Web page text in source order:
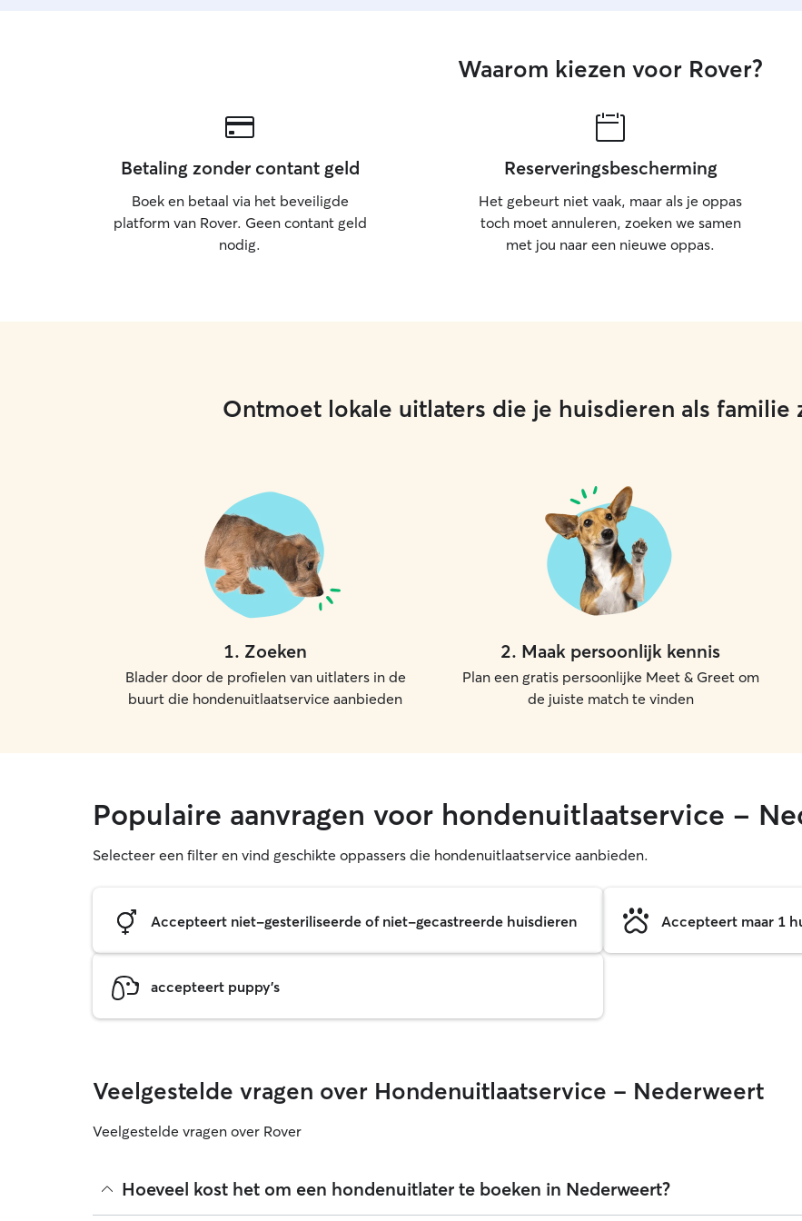
feel
me 🐾
Waarom kiezen voor Rover?
Betaling zonder contant geld
Boek en betaal via het beveiligde
platform van Rover. Geen contant geld
nodig.
Reserveringsbescherming
Het gebeurt niet vaak, maar als je oppas
toch moet annuleren, zoeken we samen
met jou naar een nieuwe oppas.
Ontmoet lokale uitlaters die je huisdieren als familie
1. Zoeken
Blader door de profielen van uitlaters in de
buurt die hondenuitlaatservice aanbieden
2. Maak persoonlijk kennis
Plan een gratis persoonlijke Meet & Greet om
de juiste match te vinden
Populaire aanvragen voor hondenuitlaatservice -
Selecteer een filter en vind geschikte oppassers die hondenuitlaatservice aanbieden.
Accepteert niet-gesteriliseerde of niet-gecastreerde huisdieren Accepteert maar 1
accepteert puppy's
Veelgestelde vragen over Hondenuitlaatservice - Nederweert
Veelgestelde vragen over Rover
Hoeveel kost het om een hondenuitlater te boeken in Nederweert?